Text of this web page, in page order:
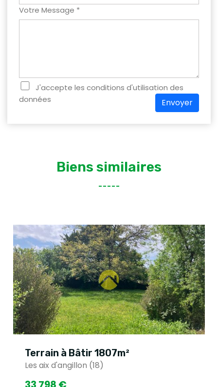
Votre Message *
J'accepte les conditions d'utilisation des
données
Envoyer
Biens similaires
Terrain à Bâtir 1807m²
Les aix d'angillon (18)